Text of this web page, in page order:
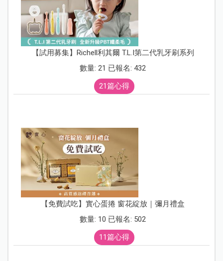
【試用募集】Richell利其爾 T.L.I第二代乳牙刷系列
數量: 21 已報名: 432
21篇心得
【免費試吃】實心蛋捲 窗花綻放｜彌月禮盒
數量: 10 已報名: 502
11篇心得